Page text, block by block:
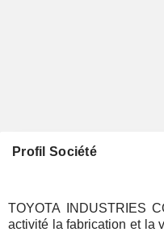
Profil Société
TOYOTA INDUSTRIES
activité la fabrication et la